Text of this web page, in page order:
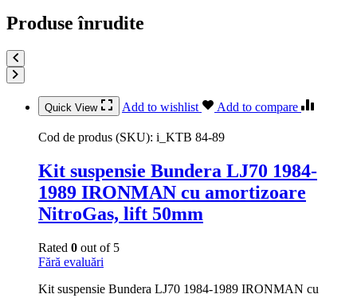
Produse înrudite
Quick View Add to wishlist Add to compare
Cod de produs (SKU): i_KTB 84-89
Kit suspensie Bundera LJ70 1984-
1989 IRONMAN cu amortizoare
NitroGas, lift 50mm
Rated 0 out of 5
Fără evaluări
Kit suspensie Bundera LJ70 1984-1989 IRONMAN cu